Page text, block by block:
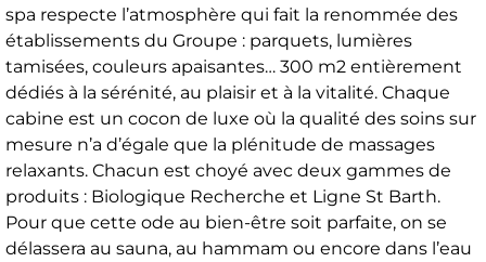
spa respecte l’atmosphère qui fait la renommée des
établissements du Groupe : parquets, lumières
tamisées, couleurs apaisantes… 300 m2 entièrement
dédiés à la sérénité, au plaisir et à la vitalité. Chaque
cabine est un cocon de luxe où la qualité des soins sur
mesure n’a d’égale que la plénitude de massages
relaxants. Chacun est choyé avec deux gammes de
produits : Biologique Recherche et Ligne St Barth.
Pour que cette ode au bien-être soit parfaite, on se
délassera au sauna, au hammam ou encore dans l’eau